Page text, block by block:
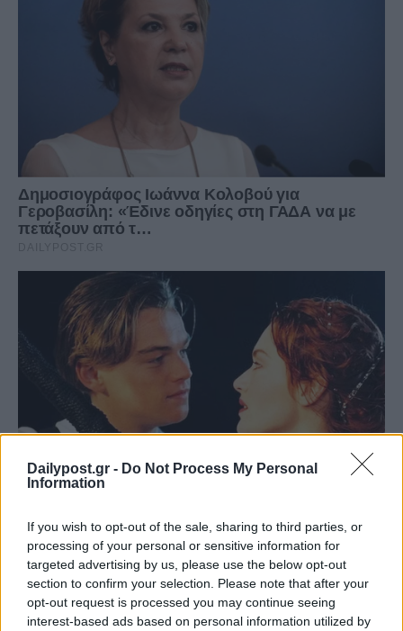
Dailypost.gr - Do Not Process My Personal
Information
If you wish to opt-out of the sale, sharing to third parties, or
processing of your personal or sensitive information for
targeted advertising by us, please use the below opt-out
section to confirm your selection. Please note that after your
opt-out request is processed you may continue seeing
interest-based ads based on personal information utilized by